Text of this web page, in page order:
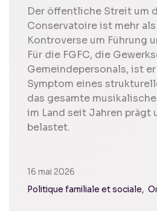
Der öffentliche Streit um
Conservatoire ist mehr
Kontroverse um Führung
Für die FGFC, die
Gemeindepersonals, ist
Symptom eines
das gesamte
im Land seit Jahren prägt
belastet.
16 mai 2026
Politique familiale et sociale